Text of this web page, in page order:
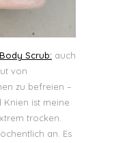
Scrub: auch
von
zu befreien –
Knien ist meine
trocken.
an. Es